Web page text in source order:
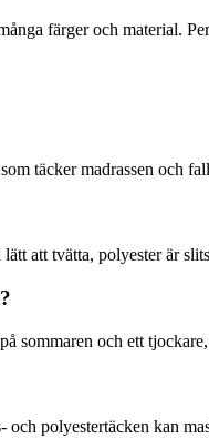
färger och material.
täcker madrassen och
att tvätta, polyester är
sommaren och ett
polyestertäcken kan